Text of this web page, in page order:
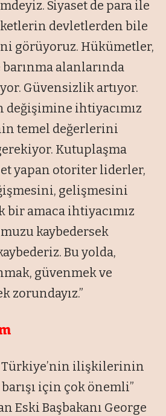
Siyaset de para ile
devletlerden bile
görüyoruz. Hükümetler,
barınma alanlarında
Güvensizlik artıyor.
değişimine ihtiyacımız
temel değerlerini
Kutuplaşma
yapan otoriter liderler,
gelişmesini
bir amaca ihtiyacımız
kaybedersek
Bu yolda,
güvenmek ve
zorundayız.”
Türkiye’nin ilişkilerinin
için çok önemli”
Eski Başbakanı George